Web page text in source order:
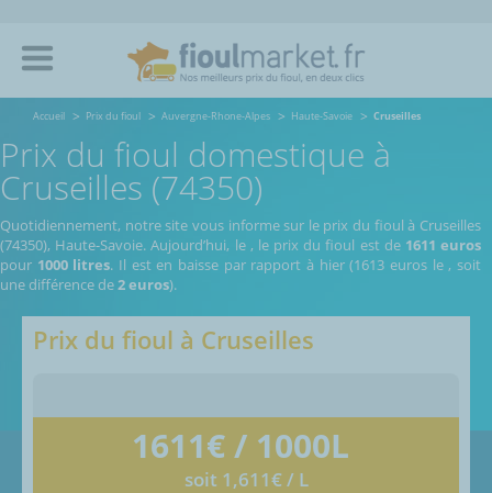
Accueil Prix du fioul Auvergne-Rhone-Alpes Haute-Savoie Cruseilles
Prix du fioul domestique à
Cruseilles (74350)
Quotidiennement, notre site vous informe sur le prix du fioul à Cruseilles
(74350), Haute-Savoie.Aujourd’hui, le , le prix du fioul est de 1611 euros
pour 1000 litres. Il est en baisse par rapport à hier (1613 euros le, soit
une différence de2 euros).
Prix du fioul à Cruseilles
1611€ / 1000L
soit 1,611€ / L